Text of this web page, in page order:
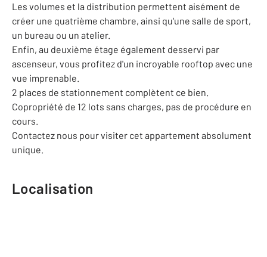
Les volumes et la distribution permettent aisément de
créer une quatrième chambre, ainsi qu'une salle de sport,
un bureau ou un atelier.
Enfin, au deuxième étage également desservi par
ascenseur, vous profitez d'un incroyable rooftop avec une
vue imprenable.
2 places de stationnement complètent ce bien.
Copropriété de 12 lots sans charges, pas de procédure en
cours.
Contactez nous pour visiter cet appartement absolument
unique.
Localisation